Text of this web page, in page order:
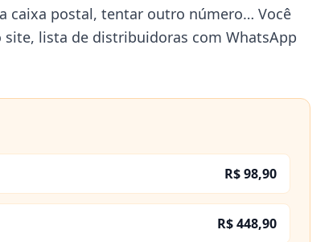
caixa postal, tentar outro número… Você
lista de distribuidoras com WhatsApp
R$ 98,90
R$ 448,90